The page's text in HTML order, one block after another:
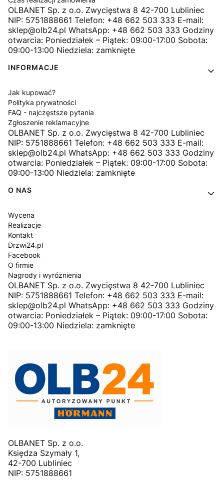
OLBANET Sp. z o.o. Zwycięstwa 8 42-700 Lubliniec
NIP: 5751888661 Telefon: +48 662 503 333 E-mail:
sklep@olb24.pl WhatsApp: +48 662 503 333 Godziny
otwarcia: Poniedziałek – Piątek: 09:00-17:00 Sobota:
09:00-13:00 Niedziela: zamknięte
INFORMACJE
Jak kupować?
Polityka prywatności
FAQ - najczęstsze pytania
Zgłoszenie reklamacyjne
OLBANET Sp. z o.o. Zwycięstwa 8 42-700 Lubliniec
NIP: 5751888661 Telefon: +48 662 503 333 E-mail:
sklep@olb24.pl WhatsApp: +48 662 503 333 Godziny
otwarcia: Poniedziałek – Piątek: 09:00-17:00 Sobota:
09:00-13:00 Niedziela: zamknięte
O NAS
Wycena
Realizacje
Kontakt
Drzwi24.pl
Facebook
O firmie
Nagrody i wyróżnienia
OLBANET Sp. z o.o. Zwycięstwa 8 42-700 Lubliniec
NIP: 5751888661 Telefon: +48 662 503 333 E-mail:
sklep@olb24.pl WhatsApp: +48 662 503 333 Godziny
otwarcia: Poniedziałek – Piątek: 09:00-17:00 Sobota:
09:00-13:00 Niedziela: zamknięte
OLBANET Sp. z o.o.
Księdza Szymały 1,
42-700 Lubliniec
NIP: 5751888661